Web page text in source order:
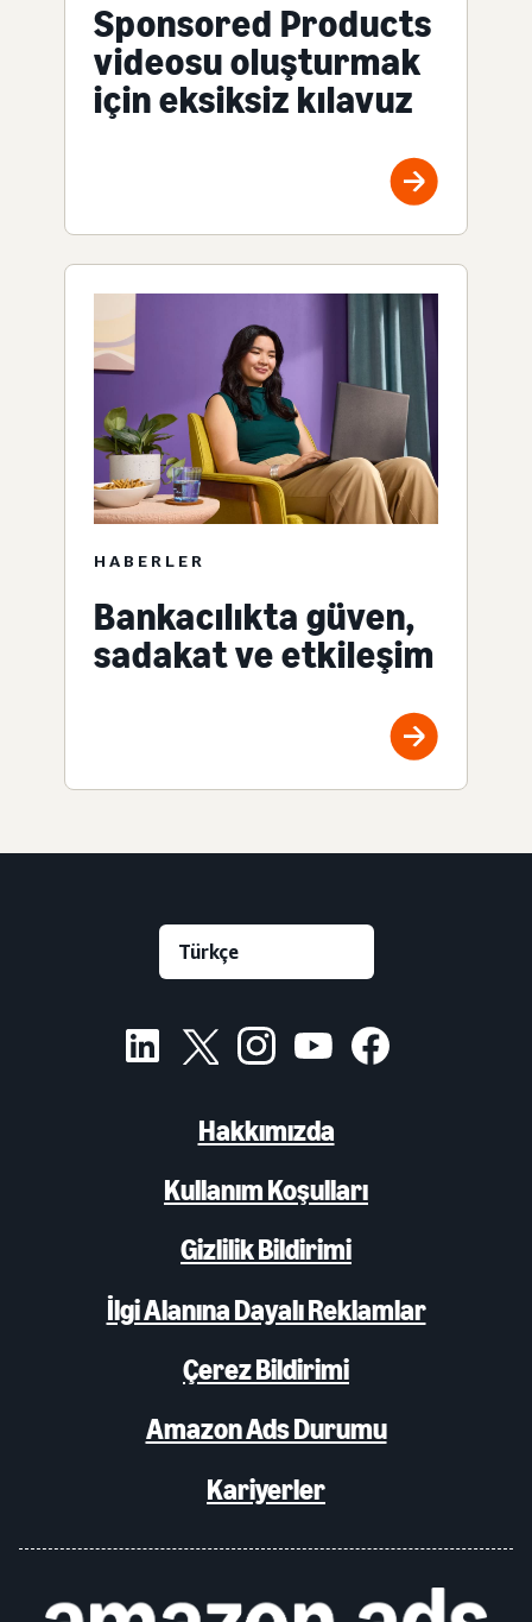
Sponsored Products
videosu oluşturmak
için eksiksiz kılavuz
HABERLER
Bankacılıkta güven,
sadakat ve etkileşim
Hakkımızda
Kullanım Koşulları
Gizlilik Bildirimi
İlgi Alanına Dayalı Reklamlar
Çerez Bildirimi
Amazon Ads Durumu
Kariyerler